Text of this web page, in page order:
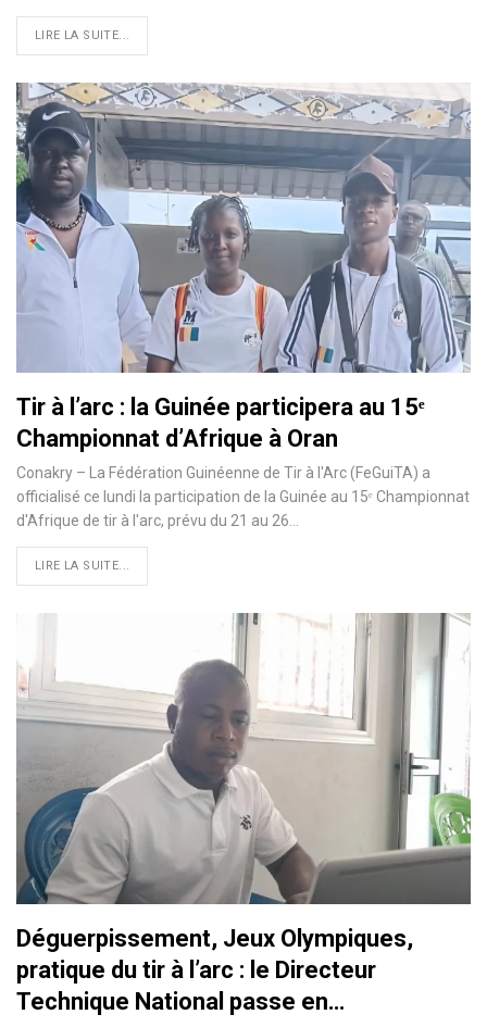
LIRE LA SUITE...
Tir à l’arc : la Guinée participera au 15ᵉ
Championnat d’Afrique à Oran
Conakry – La Fédération Guinéenne de Tir à l'Arc (FeGuiTA) a
officialisé ce lundi la participation de la Guinée au 15ᵉ Championnat
d'Afrique de tir à l'arc, prévu du 21 au 26…
LIRE LA SUITE...
Déguerpissement, Jeux Olympiques,
pratique du tir à l’arc : le Directeur
Technique National passe en…